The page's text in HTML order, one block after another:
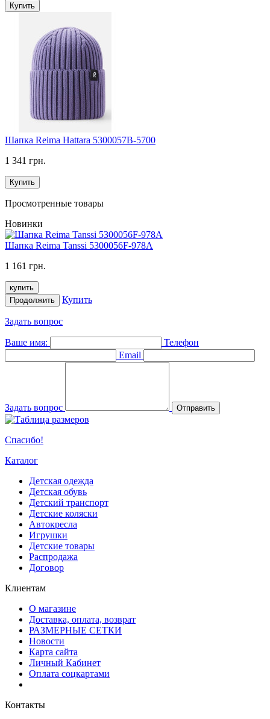
Купить
Шапка Reima Hattara 5300057B-5700
1 341 грн.
Купить
Просмотренные товары
Новинки
Шапка Reima Tanssi 5300056F-978A
1 161 грн.
купить
Продолжить
Купить
Задать вопрос
Ваше имя:
Телефон
Email
Задать вопрос Отправить
Спасибо!
Каталог
Детская одежда
Детская обувь
Детский транспорт
Детские коляски
Автокресла
Игрушки
Детские товары
Распродажа
Договор
Клиентам
О магазине
Доставка, оплата, возврат
РАЗМЕРНЫЕ СЕТКИ
Новости
Карта сайта
Личный Кабинет
Оплата соцкартами
Контакты